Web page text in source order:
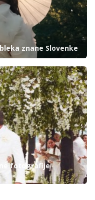
znane Slovenke
fotografije